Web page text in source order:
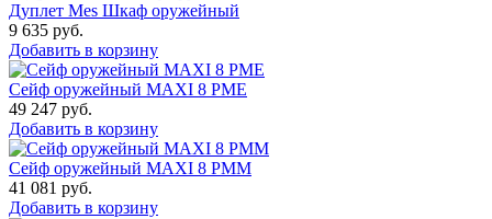
Дуплет Mes Шкаф оружейный
9 635 руб.
Добавить в корзину
Сейф оружейный MAXI 8 PME
49 247 руб.
Добавить в корзину
Сейф оружейный MAXI 8 PMM
41 081 руб.
Добавить в корзину